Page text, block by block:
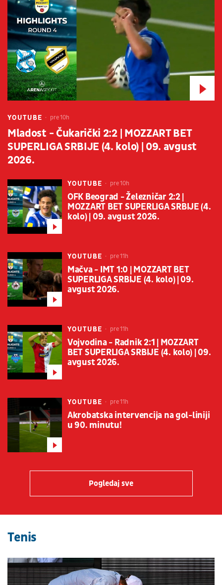
YOUTUBE pre 10h
Mladost - Čukarički 2:2 | MOZZART BET
SUPERLIGA SRBIJE (4. kolo) | 09. avgust
2026.
YOUTUBE pre 10h
OFK Beograd - Železničar 2:2 |
MOZZART BET SUPERLIGA SRBIJE (4.
kolo) | 09. avgust 2026.
YOUTUBE pre 11h
Mačva - IMT 1:0 | MOZZART BET
SUPERLIGA SRBIJE (4. kolo) | 09.
avgust 2026.
YOUTUBE pre 11h
Vojvodina - Radnik 2:1 | MOZZART
BET SUPERLIGA SRBIJE (4. kolo) | 09.
avgust 2026.
YOUTUBE pre 11h
Akrobatska intervencija na gol-liniji
u 90. minutu!
Pogledaj sve
Tenis